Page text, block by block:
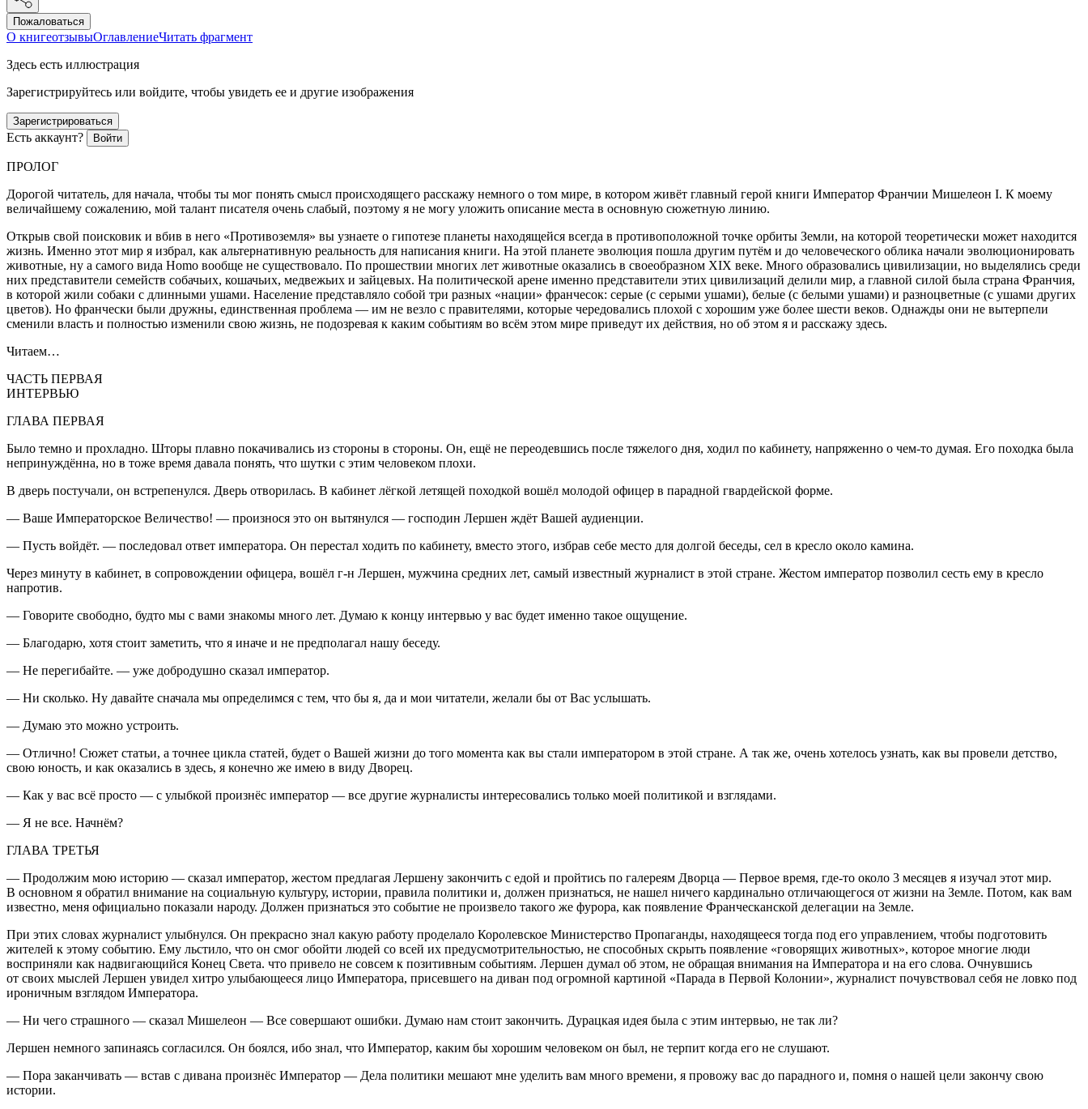
Пожаловаться
О книгеотзывыОглавлениеЧитать фрагмент
Здесь есть иллюстрация
Зарегистрируйтесь или войдите, чтобы увидеть ее и другие изображения
Зарегистрироваться
Есть аккаунт? Войти
ПРОЛОГ
Дорогой читатель, для начала, чтобы ты мог понять смысл происходящего расскажу немного о том мире, в котором живёт главный герой книги Император Франчии Мишелеон I. К моему
величайшему сожалению, мой талант писателя очень слабый, поэтому я не могу уложить описание места в основную сюжетную линию.
Открыв свой поисковик и вбив в него «Противоземля» вы узнаете о гипотезе планеты находящейся всегда в противоположной точке орбиты Земли, на которой теоретически может находится
жизнь. Именно этот мир я избрал, как альтернативную реальность для написания книги. На этой планете эволюция пошла другим путём и до человеческого облика начали эволюционировать
животные, ну а самого вида Homo вообще не существовало. По прошествии многих лет животные оказались в своеобразном XIX веке. Много образовались цивилизации, но выделялись среди
них представители семейств собачьих, кошачьих, медвежьих и зайцевых. На политической арене именно представители этих цивилизаций делили мир, а главной силой была страна Франчия,
в которой жили собаки с длинными ушами. Население представляло собой три разных «нации» франчесок: серые (с серыми ушами), белые (с белыми ушами) и разноцветные (с ушами других
цветов). Но франчески были дружны, единственная проблема — им не везло с правителями, которые чередовались плохой с хорошим уже более шести веков. Однажды они не вытерпели
сменили власть и полностью изменили свою жизнь, не подозревая к каким событиям во всём этом мире приведут их действия, но об этом я и расскажу здесь.
Читаем…
ЧАСТЬ ПЕРВАЯ
ИНТЕРВЬЮ
ГЛАВА ПЕРВАЯ
Было темно и прохладно. Шторы плавно покачивались из стороны в стороны. Он, ещё не переодевшись после тяжелого дня, ходил по кабинету, напряженно о чем-то думая. Его походка была
непринуждённа, но в тоже время давала понять, что шутки с этим человеком плохи.
В дверь постучали, он встрепенулся. Дверь отворилась. В кабинет лёгкой летящей походкой вошёл молодой офицер в парадной гвардейской форме.
— Ваше Императорское Величество! — произнося это он вытянулся — господин Лершен ждёт Вашей аудиенции.
— Пусть войдёт. — последовал ответ императора. Он перестал ходить по кабинету, вместо этого, избрав себе место для долгой беседы, сел в кресло около камина.
Через минуту в кабинет, в сопровождении офицера, вошёл г-н Лершен, мужчина средних лет, самый известный журналист в этой стране. Жестом император позволил сесть ему в кресло
напротив.
— Говорите свободно, будто мы с вами знакомы много лет. Думаю к концу интервью у вас будет именно такое ощущение.
— Благодарю, хотя стоит заметить, что я иначе и не предполагал нашу беседу.
— Не перегибайте. — уже добродушно сказал император.
— Ни сколько. Ну давайте сначала мы определимся с тем, что бы я, да и мои читатели, желали бы от Вас услышать.
— Думаю это можно устроить.
— Отлично! Сюжет статьи, а точнее цикла статей, будет о Вашей жизни до того момента как вы стали императором в этой стране. А так же, очень хотелось узнать, как вы провели детство,
свою юность, и как оказались в здесь, я конечно же имею в виду Дворец.
— Как у вас всё просто — с улыбкой произнёс император — все другие журналисты интересовались только моей политикой и взглядами.
— Я не все. Начнём?
ГЛАВА ТРЕТЬЯ
— Продолжим мою историю — сказал император, жестом предлагая Лершену закончить с едой и пройтись по галереям Дворца — Первое время, где-то около 3 месяцев я изучал этот мир.
В основном я обратил внимание на социальную культуру, истории, правила политики и, должен признаться, не нашел ничего кардинально отличающегося от жизни на Земле. Потом, как вам
известно, меня официально показали народу. Должен признаться это событие не произвело такого же фурора, как появление Франческанской делегации на Земле.
При этих словах журналист улыбнулся. Он прекрасно знал какую работу проделало Королевское Министерство Пропаганды, находящееся тогда под его управлением, чтобы подготовить
жителей к этому событию. Ему льстило, что он смог обойти людей со всей их предусмотрительностью, не способных скрыть появление «говорящих животных», которое многие люди
восприняли как надвигающийся Конец Света. что привело не совсем к позитивным событиям. Лершен думал об этом, не обращая внимания на Императора и на его слова. Очнувшись
от своих мыслей Лершен увидел хитро улыбающееся лицо Императора, присевшего на диван под огромной картиной «Парада в Первой Колонии», журналист почувствовал себя не ловко под
ироничным взглядом Императора.
— Ни чего страшного — сказал Мишелеон — Все совершают ошибки. Думаю нам стоит закончить. Дурацкая идея была с этим интервью, не так ли?
Лершен немного запинаясь согласился. Он боялся, ибо знал, что Император, каким бы хорошим человеком он был, не терпит когда его не слушают.
— Пора заканчивать — встав с дивана произнёс Император — Дела политики мешают мне уделить вам много времени, я провожу вас до парадного и, помня о нашей цели закончу свою
истории.